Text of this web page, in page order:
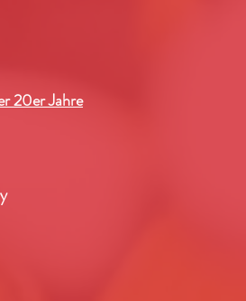
20er Jahre